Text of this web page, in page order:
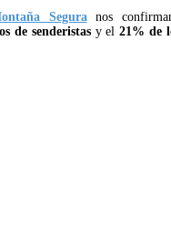
Seguranos
de senderistasy el21% de